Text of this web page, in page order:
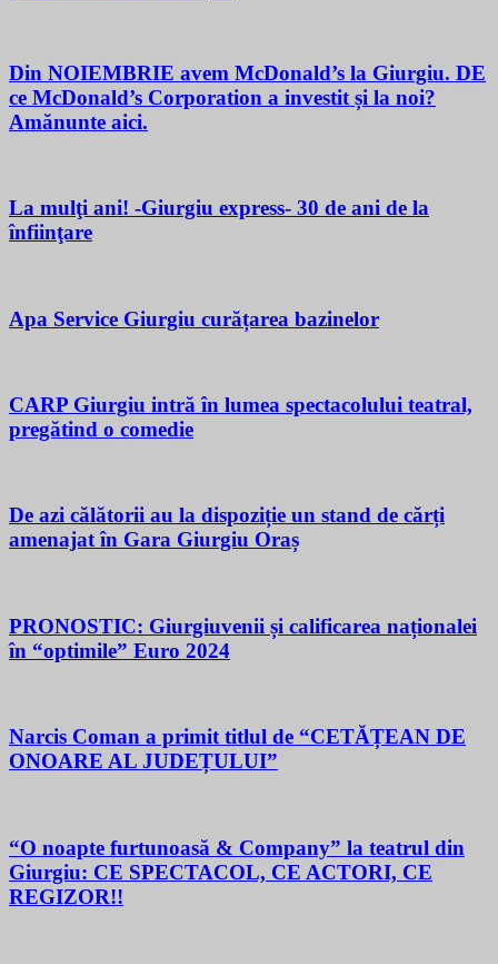
Din NOIEMBRIE avem McDonald’s la Giurgiu. DE
ce McDonald’s Corporation a investit și la noi?
Amănunte aici.
La mulţi ani! -Giurgiu express- 30 de ani de la
înfiinţare
Apa Service Giurgiu curățarea bazinelor
CARP Giurgiu intră în lumea spectacolului teatral,
pregătind o comedie
De azi călătorii au la dispoziție un stand de cărți
amenajat în Gara Giurgiu Oraș
PRONOSTIC: Giurgiuvenii și calificarea naționalei
în “optimile” Euro 2024
Narcis Coman a primit titlul de “CETĂȚEAN DE
ONOARE AL JUDEȚULUI”
“O noapte furtunoasă & Company” la teatrul din
Giurgiu: CE SPECTACOL, CE ACTORI, CE
REGIZOR!!